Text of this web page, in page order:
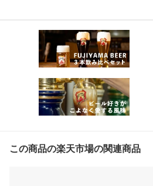
この商品の楽天市場の関連商品